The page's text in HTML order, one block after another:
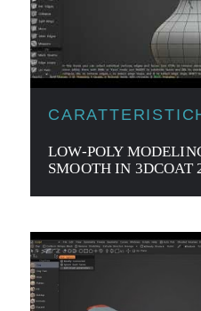
LOW-POLY
SMOOTH IN 3DCOAT